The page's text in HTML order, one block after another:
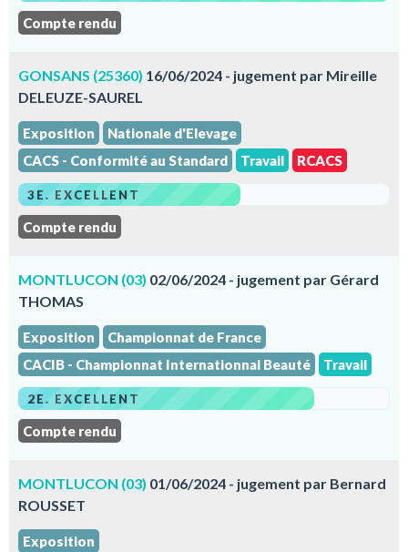
Compte rendu
GONSANS (25360) 16/06/2024 - jugement par Mireille
DELEUZE-SAUREL
Exposition
Nationale d'Elevage
CACS - Conformité au Standard
Travail RCACS
3E. EXCELLENT
Compte rendu
MONTLUCON (03) 02/06/2024 - jugement par Gérard
THOMAS
Exposition
Championnat de France
CACIB - Championnat Internationnal Beauté
Travail
2E. EXCELLENT
Compte rendu
MONTLUCON (03) 01/06/2024 - jugement par Bernard
ROUSSET
Exposition